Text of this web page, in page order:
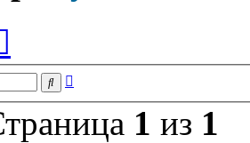
Поиск
1 из 1